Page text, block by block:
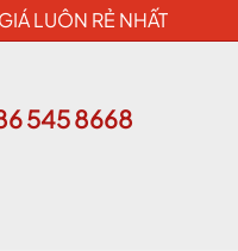
GIÁ LUÔN RẺ NHẤT
545 8668